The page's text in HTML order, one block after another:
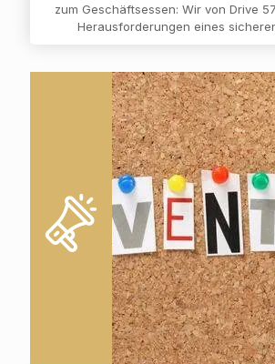
zum Geschäftsessen: Wir von Drive
Herausforderungen eines